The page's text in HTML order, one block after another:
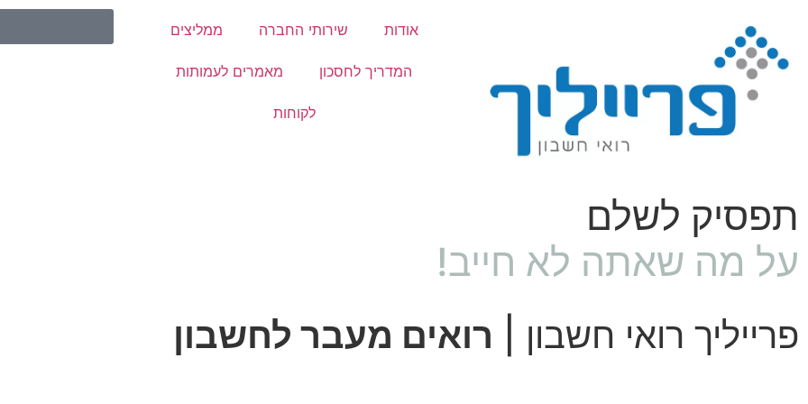
אודות שירותי החברה ממליצים
המדריך לחסכון מאמרים לעמותות
לקוחות
תפסיק לשלם
על מה שאתה לא חייב!
פרייליך רואי חשבון | רואים מעבר לחשבון